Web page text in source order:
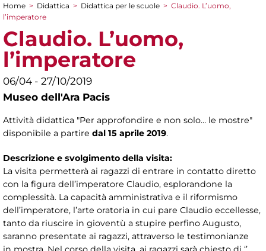
Tu sei qui
Home > Didattica > Didattica per le scuole > Claudio. L’uomo,
l’imperatore
Claudio. L’uomo,
l’imperatore
06/04 - 27/10/2019
Museo dell'Ara Pacis
Attività didattica "Per approfondire e non solo… le mostre"
disponibile a partire dal 15 aprile 2019.
Descrizione e svolgimento della visita:
La visita permetterà ai ragazzi di entrare in contatto diretto
con la figura dell’imperatore Claudio, esplorandone la
complessità. La capacità amministrativa e il riformismo
dell’imperatore, l’arte oratoria in cui pare Claudio eccellesse,
tanto da riuscire in gioventù a stupire perfino Augusto,
saranno presentate ai ragazzi, attraverso le testimonianze